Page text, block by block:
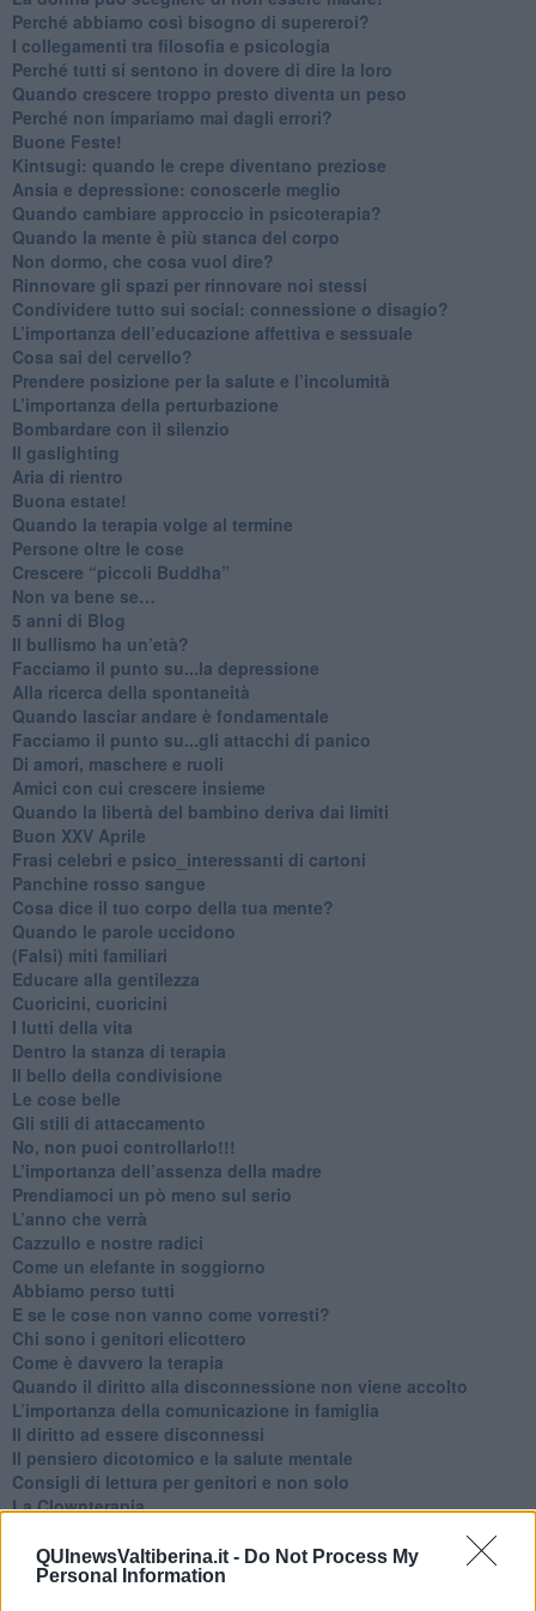
QUInewsValtiberina.it - Do Not Process My
Personal Information
​Perché abbiamo così bisogno di supereroi?
​I collegamenti tra filosofia e psicologia
​Perché tutti si sentono in dovere di dire la loro
​Quando crescere troppo presto diventa un peso
​Perché non impariamo mai dagli errori?
​Buone Feste!
​Kintsugi: quando le crepe diventano preziose
Ansia e depressione: conoscerle meglio
Quando cambiare approccio in psicoterapia?
​Quando la mente è più stanca del corpo
Non dormo, che cosa vuol dire?
​Rinnovare gli spazi per rinnovare noi stessi
​Condividere tutto sui social: connessione o disagio?
​L’importanza dell’educazione affettiva e sessuale
​Cosa sai del cervello?
Prendere posizione per la salute e l’incolumità
L’importanza della perturbazione
​Bombardare con il silenzio
Il gaslighting
Aria di rientro
Buona estate!
​Quando la terapia volge al termine
​Persone oltre le cose
​Crescere “piccoli Buddha”
Non va bene se…
​5 anni di Blog
​Il bullismo ha un’età?
Facciamo il punto su...la depressione
​Alla ricerca della spontaneità
​Quando lasciar andare è fondamentale
Facciamo il punto su...gli attacchi di panico
Di amori, maschere e ruoli
​Amici con cui crescere insieme
​Quando la libertà del bambino deriva dai limiti
Buon XXV Aprile
​Frasi celebri e psico_interessanti di cartoni
​Panchine rosso sangue
​Cosa dice il tuo corpo della tua mente?
​Quando le parole uccidono
​(Falsi) miti familiari
​Educare alla gentilezza
​Cuoricini, cuoricini
I lutti della vita
​Dentro la stanza di terapia
​Il bello della condivisione
Le cose belle
​Gli stili di attaccamento
No, non puoi controllarlo!!!
​L’importanza dell’assenza della madre
​Prendiamoci un pò meno sul serio
​L’anno che verrà
​Cazzullo e nostre radici
​Come un elefante in soggiorno
​Abbiamo perso tutti
E se le cose non vanno come vorresti?
​Chi sono i genitori elicottero
Come è davvero la terapia
Quando il diritto alla disconnessione non viene accolto
​L’importanza della comunicazione in famiglia
​Il diritto ad essere disconnessi
​Il pensiero dicotomico e la salute mentale
​Consigli di lettura per genitori e non solo
​La Clownterapia
L’invisibile fatica mentale
Vacanze a km zero